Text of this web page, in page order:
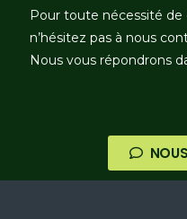
Pour toute nécessité
n’hésitez pas à nous
Nous vous répondrons